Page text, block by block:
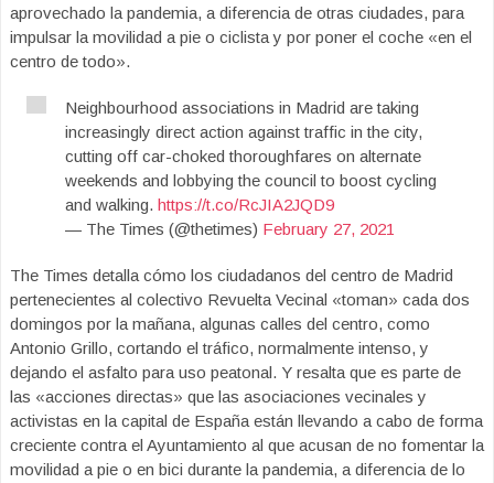
aprovechado la pandemia, a diferencia de otras ciudades, para
impulsar la movilidad a pie o ciclista y por poner el coche «en el
centro de todo».
Neighbourhood associations in Madrid are taking
increasingly direct action against traffic in the city,
cutting off car-choked thoroughfares on alternate
weekends and lobbying the council to boost cycling
and walking. https://t.co/RcJIA2JQD9
— The Times (@thetimes) February 27, 2021
The Times detalla cómo los ciudadanos del centro de Madrid
pertenecientes al colectivo Revuelta Vecinal «toman» cada dos
domingos por la mañana, algunas calles del centro, como
Antonio Grillo, cortando el tráfico, normalmente intenso, y
dejando el asfalto para uso peatonal. Y resalta que es parte de
las «acciones directas» que las asociaciones vecinales y
activistas en la capital de España están llevando a cabo de forma
creciente contra el Ayuntamiento al que acusan de no fomentar la
movilidad a pie o en bici durante la pandemia, a diferencia de lo